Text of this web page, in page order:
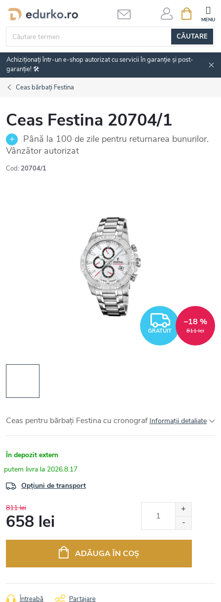
Treci
conținut
CĂUTARE
DE
Achiziționați într-un e-shop autorizat cu servicii în garanție și post-
garanție! 🛠️
Ceas bărbați Festina
Ceas Festina 20704/1
Până la 100 de zile pentru returnarea bunurilor.
Vânzător autorizat
Cod: 20704/1
GRATUIT 811 lei
–18 %
Ceas pentru bărbați Festina cu cronograf Informaţii detaliate
În depozit extern
2026.8.17
Opțiuni de transport
811 lei
658 lei
ADĂUGA ÎN COŞ
Întreabă Partajare